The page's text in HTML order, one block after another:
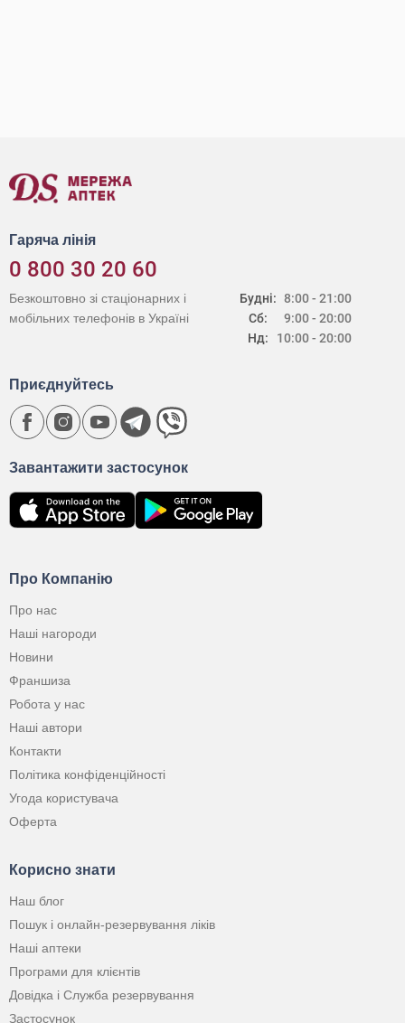
Гаряча лінія
0 800 30 20 60
Будні:
Сб:
Нд:
8:00 - 21:00
9:00 - 20:00
10:00 - 20:00
Безкоштовно зі стаціонарних і
мобільних телефонів в Україні
Про Компанію
Про нас
Наші нагороди
Новини
Франшиза
Робота у нас
Наші автори
Контакти
Політика конфіденційності
Угода користувача
Оферта
Корисно знати
Наш блог
Пошук і онлайн-резервування ліків
Наші аптеки
Програми для клієнтів
Довідка і Служба резервування
Застосунок
Завантажити застосунок
Приєднуйтесь